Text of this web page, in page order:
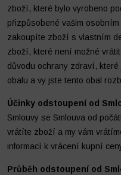
zboží, které bylo vyrobeno
přizpůsobené vašim
zakoupíte zboží s vlastním
zboží, které není možné
důvodu ochrany zdraví,
obalu a vy jste tento obal
Účinky odstoupení od
Smlouvy se Smlouva od
vrátíte zboží a my vám
informací k vrácení kupní
Průběh odstoupení od